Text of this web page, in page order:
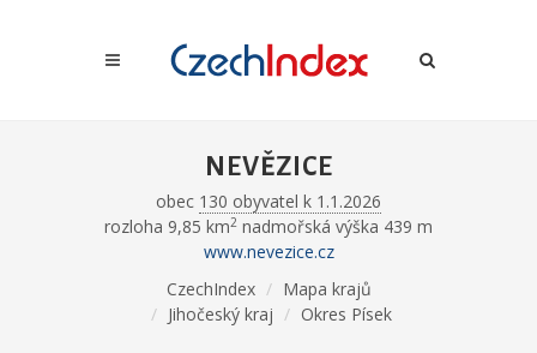
NEVĚZICE
obec 130 obyvatel k 1.1.2026
rozloha 9,85 km2 nadmořská výška 439 m
www.nevezice.cz
CzechIndex
Mapa krajů
Jihočeský kraj
Okres Písek